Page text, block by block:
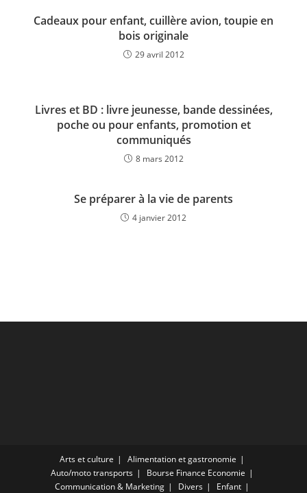
Cadeaux pour enfant, cuillère avion, toupie en
bois originale
29 avril 2012
Livres et BD : livre jeunesse, bande dessinées,
poche ou pour enfants, promotion et
communiqués
8 mars 2012
Se préparer à la vie de parents
4 janvier 2012
Arts et culture
Alimentation et gastronomie
Auto/moto transports
Bourse Finance Economie
Communication & Marketing
Divers Enfant